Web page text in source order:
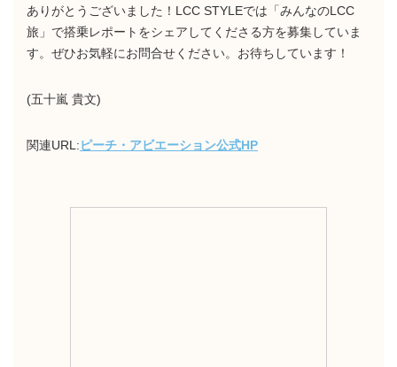
ありがとうございました！LCC STYLEでは「みんなのLCC
旅」で搭乗レポートをシェアしてくださる方を募集していま
す。ぜひお気軽にお問合せください。お待ちしています！
(五十嵐 貴文)
関連URL:ピーチ・アビエーション公式HP